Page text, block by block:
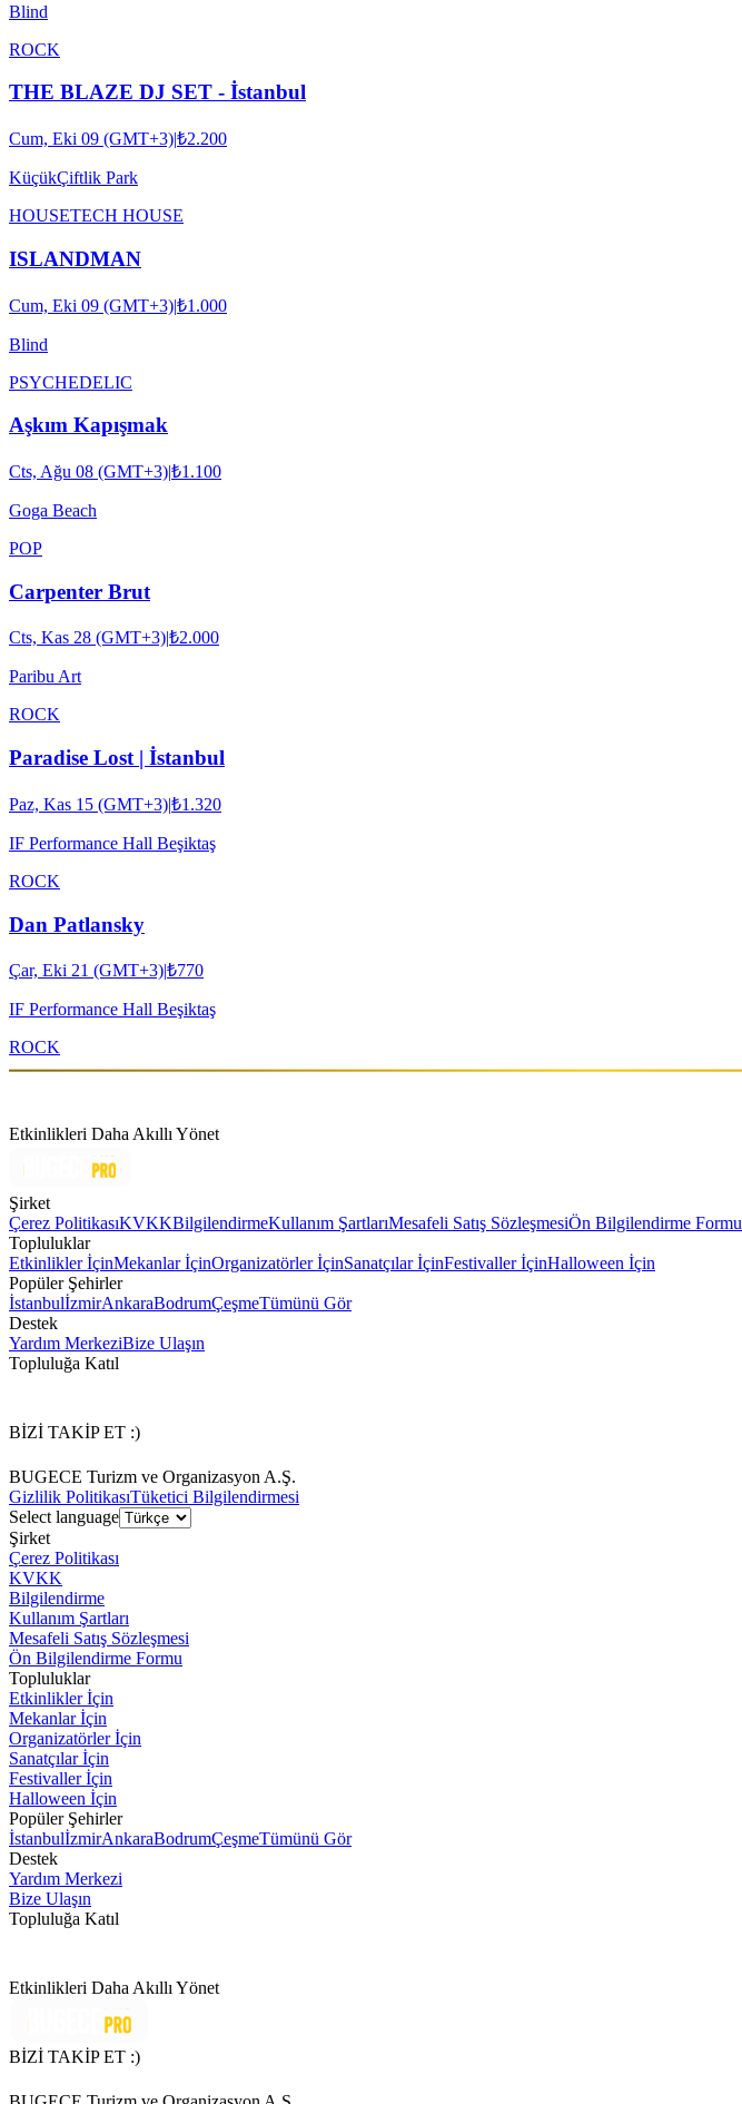
Blind
ROCK
THE BLAZE DJ SET - İstanbul
Cum, Eki 09 (GMT+3)|₺2.200
KüçükÇiftlik Park
HOUSETECH HOUSE
ISLANDMAN
Cum, Eki 09 (GMT+3)|₺1.000
Blind
PSYCHEDELIC
Aşkım Kapışmak
Cts, Ağu 08 (GMT+3)|₺1.100
Goga Beach
POP
Carpenter Brut
Cts, Kas 28 (GMT+3)|₺2.000
Paribu Art
ROCK
Paradise Lost | İstanbul
Paz, Kas 15 (GMT+3)|₺1.320
IF Performance Hall Beşiktaş
ROCK
Dan Patlansky
Çar, Eki 21 (GMT+3)|₺770
IF Performance Hall Beşiktaş
ROCK
Etkinlikleri Daha Akıllı Yönet
Şirket
Çerez PolitikasıKVKKBilgilendirmeKullanım ŞartlarıMesafeli Satış SözleşmesiÖn Bilgilendirme Formu
Topluluklar
Etkinlikler İçinMekanlar İçinOrganizatörler İçinSanatçılar İçinFestivaller İçinHalloween İçin
Popüler Şehirler
İstanbulİzmirAnkaraBodrumÇeşmeTümünü Gör
Destek
Yardım MerkeziBize Ulaşın
Topluluğa Katıl
BİZİ TAKİP ET :)
BUGECE Turizm ve Organizasyon A.Ş.
Gizlilik PolitikasıTüketici Bilgilendirmesi
Select language
Şirket
Çerez Politikası
KVKK
Bilgilendirme
Kullanım Şartları
Mesafeli Satış Sözleşmesi
Ön Bilgilendirme Formu
Topluluklar
Etkinlikler İçin
Mekanlar İçin
Organizatörler İçin
Sanatçılar İçin
Festivaller İçin
Halloween İçin
Popüler Şehirler
İstanbulİzmirAnkaraBodrumÇeşmeTümünü Gör
Destek
Yardım Merkezi
Bize Ulaşın
Topluluğa Katıl
Etkinlikleri Daha Akıllı Yönet
BİZİ TAKİP ET :)